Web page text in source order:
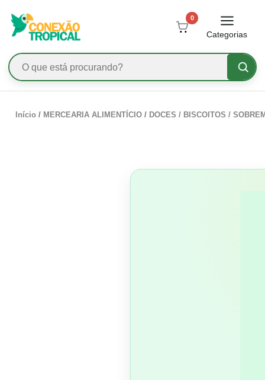
0
Categorias
Início / MERCEARIA ALIMENTÍCIO / DOCES / BISCOITOS /